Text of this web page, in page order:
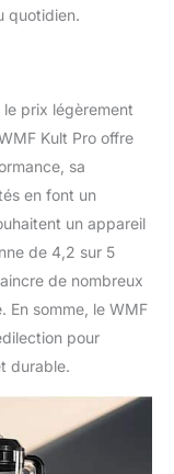
quotidien.
prix légèrement
Kult Pro offre
sa
en font un
un appareil
de 4,2 sur 5
de nombreux
En somme, le WMF
pour
durable.